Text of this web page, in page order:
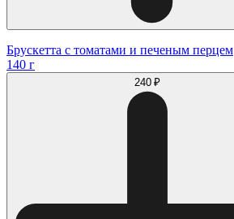
Брускетта с томатами и печеным перцем
140 г
240 ₽